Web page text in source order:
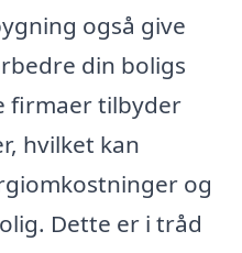
også give
din boligs
firmaer tilbyder
hvilket kan
og
Dette er i tråd